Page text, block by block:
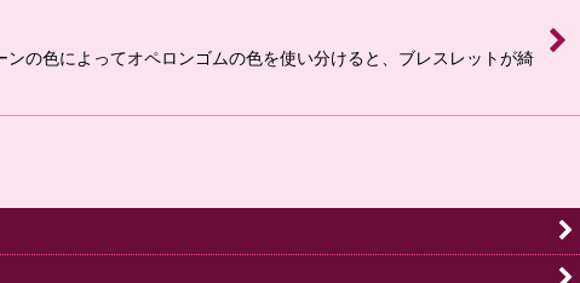
の色によってオペロンゴムの色を使い分けると、ブレスレットが綺